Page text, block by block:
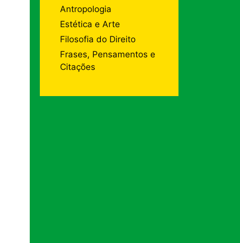
Antropologia
Estética e Arte
Filosofia do Direito
Frases, Pensamentos e
Citações